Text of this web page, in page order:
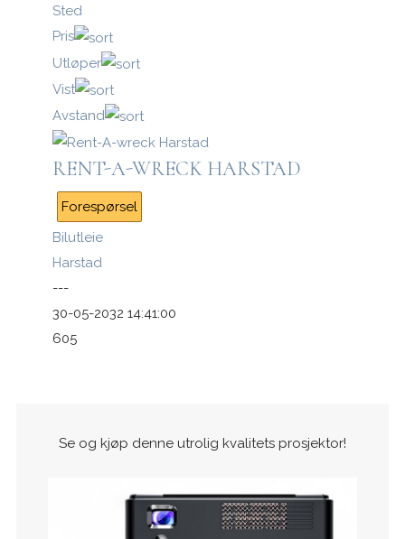
Sted
Pris
Utløper
Vist
Avstand
RENT-A-WRECK HARSTAD
Forespørsel
Bilutleie
Harstad
---
30-05-2032 14:41:00
605
Se og kjøp denne utrolig kvalitets prosjektor!
Logg inn med passnøkkel
Logg inn